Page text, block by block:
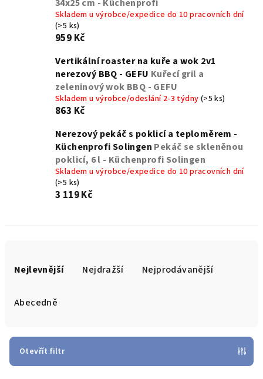
34x25 cm - Küchenprofi
Skladem u výrobce/expedice do 10 pracovních dní
(>5 ks)
959 Kč
Vertikální roaster na kuře a wok 2v1
nerezový BBQ - GEFU Kuřecí gril a
zeleninový wok BBQ - GEFU
Skladem u výrobce/odeslání 2-3 týdny (>5 ks)
863 Kč
Nerezový pekáč s poklicí a teploměrem -
Küchenprofi Solingen Pekáč se skleněnou
poklicí, 6 l - Küchenprofi Solingen
Skladem u výrobce/expedice do 10 pracovních dní
(>5 ks)
3 119 Kč
r
Nejlevnější Nejdražší Nejprodávanější
Abecedně
Otevřít filtr